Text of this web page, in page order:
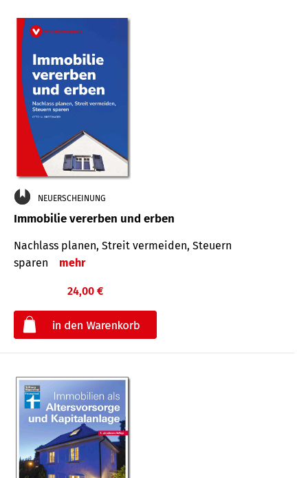
NEUERSCHEINUNG
Immobilie vererben und erben
Nachlass planen, Streit vermeiden, Steuern
sparen
mehr
24,00 €